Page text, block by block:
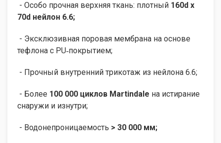
- Особо прочная верхняя ткань: плотный 160d x
70d нейлон 6.6;
- Эксклюзивная поровая мембрана на основе
тефлона с PU‑покрытием;
- Прочный внутренний трикотаж из нейлона 6.6;
- Более 100 000 циклов Martindale на истирание
снаружи и изнутри;
- Водонепроницаемость > 30 000 мм;